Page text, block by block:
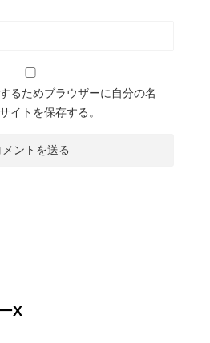
るためブラウザーに自分の名
イトを保存する。
X